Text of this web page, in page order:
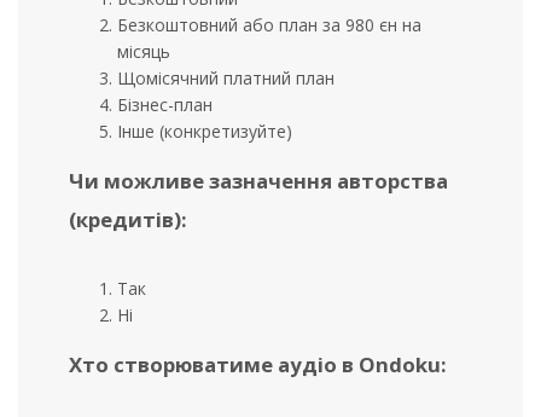
Безкоштовний або план за 980 єн на
місяць
Щомісячний платний план
Бізнес-план
Інше (конкретизуйте)
Чи можливе зазначення авторства
(кредитів):
Так
Ні
Хто створюватиме аудіо в Ondoku: